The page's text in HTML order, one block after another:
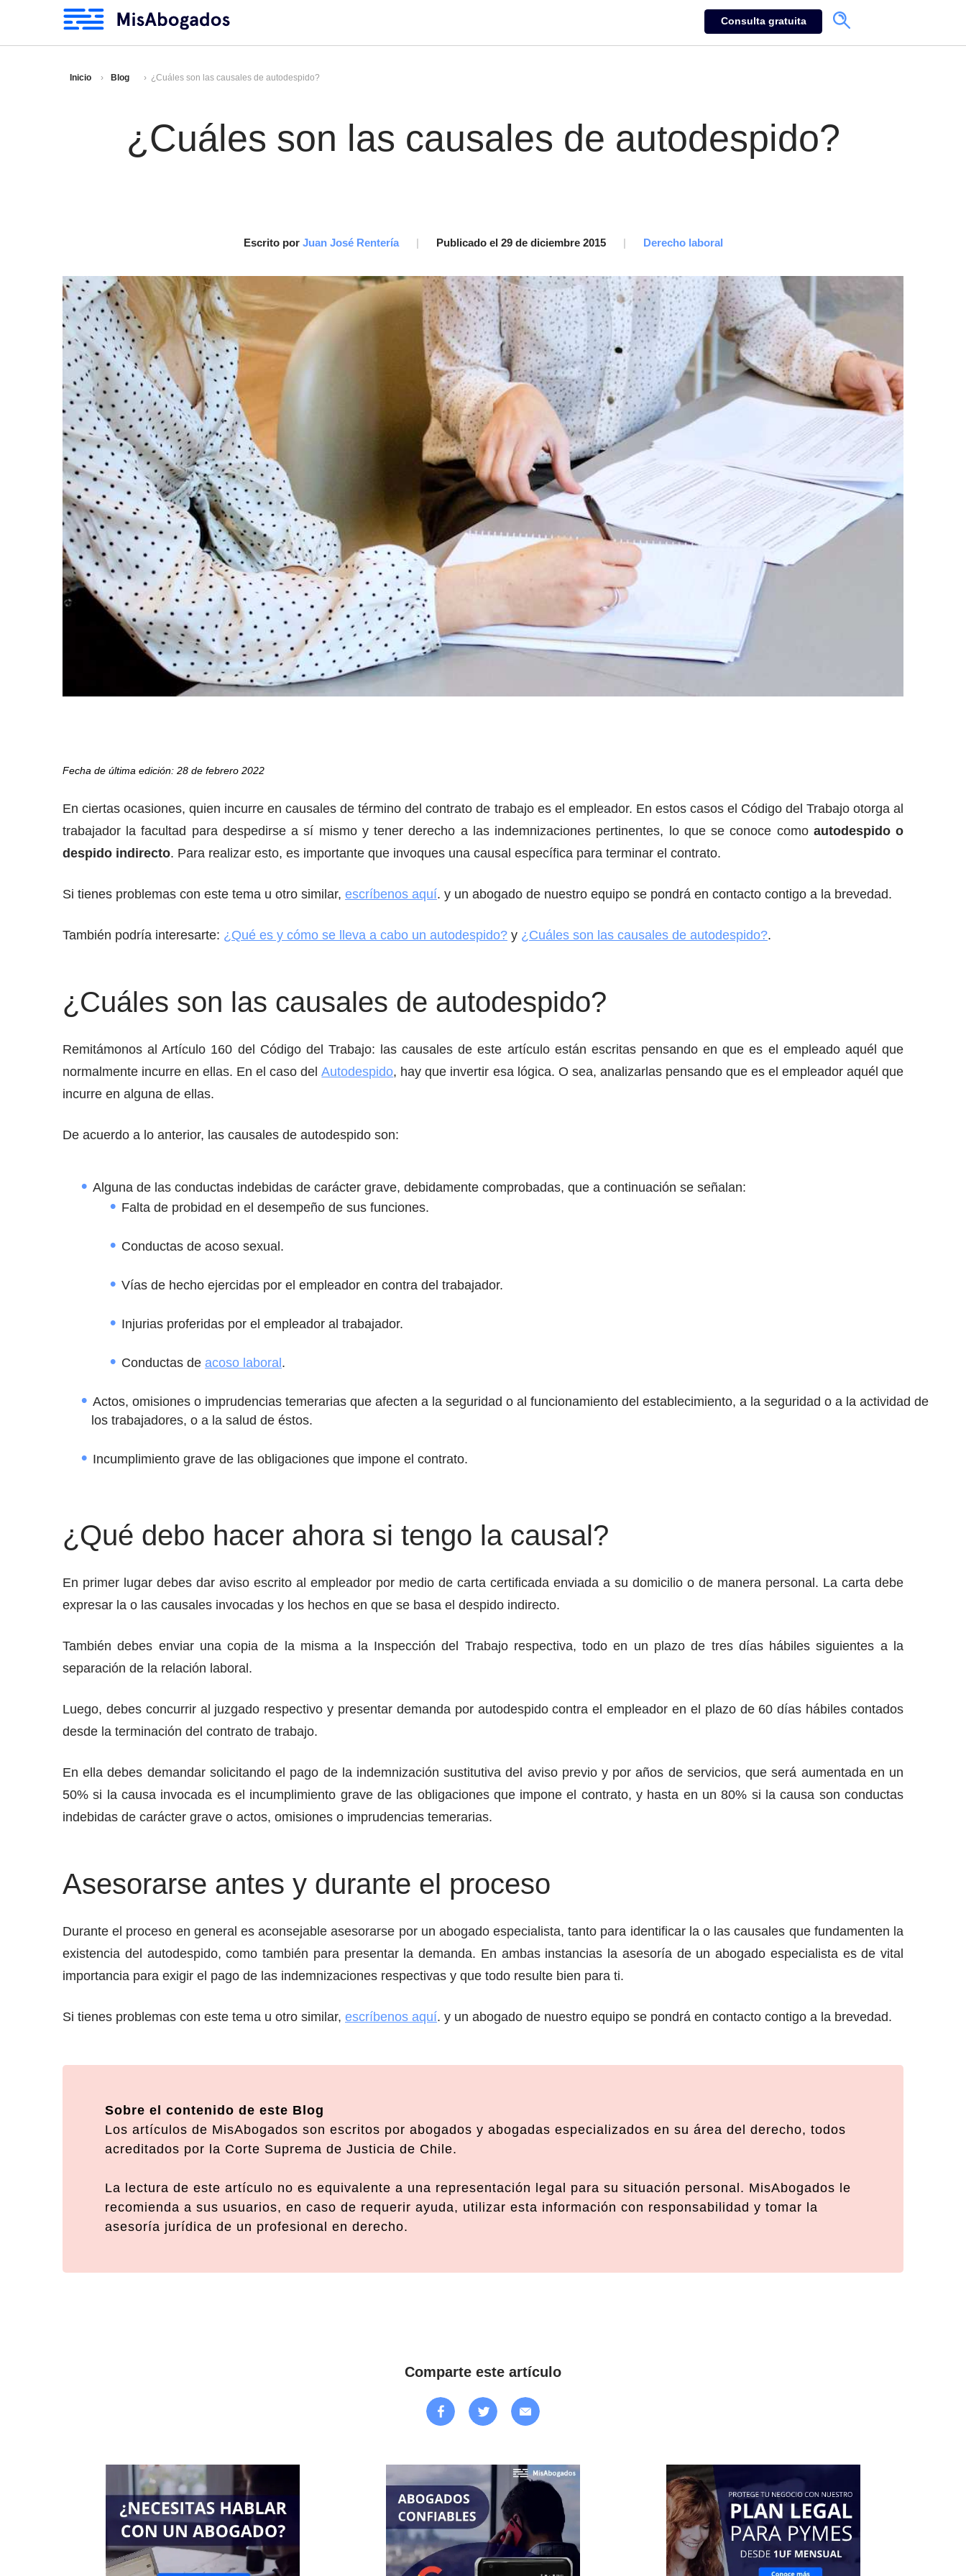
Consulta gratuita
Inicio Blog ¿Cuáles son las causales de autodespido?
¿Cuáles son las causales de autodespido?
Escrito por Juan José Rentería | Publicado el 29 de diciembre 2015 | Derecho laboral
Fecha de última edición: 28 de febrero 2022
En ciertas ocasiones, quien incurre en causales de término del contrato de trabajo es el empleador. En estos casos el Código del Trabajo otorga al
trabajador la facultad para despedirse a sí mismo y tener derecho a las indemnizaciones pertinentes, lo que se conoce como autodespido o
despido indirecto. Para realizar esto, es importante que invoques una causal específica para terminar el contrato.
Si tienes problemas con este tema u otro similar, escríbenos aquí. y un abogado de nuestro equipo se pondrá en contacto contigo a la brevedad.
También podría interesarte: ¿Qué es y cómo se lleva a cabo un autodespido? y ¿Cuáles son las causales de autodespido?.
¿Cuáles son las causales de autodespido?
Remitámonos al Artículo 160 del Código del Trabajo: las causales de este artículo están escritas pensando en que es el empleado aquél que
normalmente incurre en ellas. En el caso delAutodespido, hay que invertir esa lógica. O sea, analizarlas pensando que es el empleador aquél que
incurre en alguna de ellas.
De acuerdo a lo anterior, las causales de autodespido son:
Alguna de las conductas indebidas de carácter grave, debidamente comprobadas, que a continuación se señalan:
Falta de probidad en el desempeño de sus funciones.
Conductas de acoso sexual.
Vías de hecho ejercidas por el empleador en contra del trabajador.
Injurias proferidas por el empleador al trabajador.
Conductas de acoso laboral .
Actos, omisiones o imprudencias temerarias que afecten a la seguridad o al funcionamiento del establecimiento, a la seguridad o a la actividad de
los trabajadores, o a la salud de éstos.
Incumplimiento grave de las obligaciones que impone el contrato.
¿Qué debo hacer ahora si tengo la causal?
En primer lugar debes dar aviso escrito al empleador por medio de carta certificada enviada a su domicilio o de manera personal. La carta debe
expresar la o las causales invocadas y los hechos en que se basa el despido indirecto.
También debes enviar una copia de la misma a la Inspección del Trabajo respectiva, todo en un plazo de tres días hábiles siguientes a la
separación de la relación laboral.
Luego, debes concurrir al juzgado respectivo y presentar demanda por autodespido contra el empleador en el plazo de 60 días hábiles contados
desde la terminación del contrato de trabajo.
En ella debes demandar solicitando el pago de la indemnización sustitutiva del aviso previo y por años de servicios, que será aumentada en un
50% si la causa invocada es el incumplimiento grave de las obligaciones que impone el contrato, y hasta en un 80% si la causa son conductas
indebidas de carácter grave o actos, omisiones o imprudencias temerarias.
Asesorarse antes y durante el proceso
Durante el proceso en general es aconsejable asesorarse por un abogado especialista, tanto para identificar la o las causales que fundamenten la
existencia del autodespido, como también para presentar la demanda. En ambas instancias la asesoría de un abogado especialista es de vital
importancia para exigir el pago de las indemnizaciones respectivas y que todo resulte bien para ti.
Si tienes problemas con este tema u otro similar, escríbenos aquí. y un abogado de nuestro equipo se pondrá en contacto contigo a la brevedad.
Sobre el contenido de este Blog
Los artículos de MisAbogados son escritos por abogados y abogadas especializados en su área del derecho, todos
acreditados por la Corte Suprema de Justicia de Chile.
La lectura de este artículo no es equivalente a una representación legal para su situación personal. MisAbogados le
recomienda a sus usuarios, en caso de requerir ayuda, utilizar esta información con responsabilidad y tomar la
asesoría jurídica de un profesional en derecho.
Comparte este artículo